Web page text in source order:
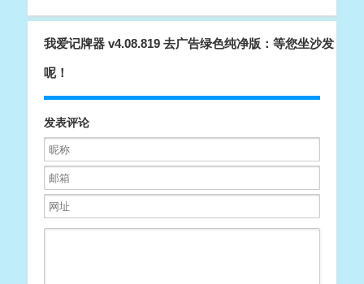
我爱记牌器 v4.08.819 去广告绿色纯净版：等您坐沙发
呢！
发表评论